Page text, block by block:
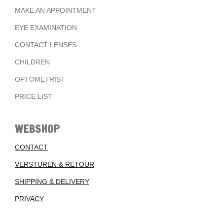
MAKE AN APPOINTMENT
EYE EXAMINATION
CONTACT LENSES
CHILDREN
OPTOMETRIST
PRICE LIST
WEBSHOP
CONTACT
VERSTUREN & RETOUR
SHIPPING & DELIVERY
PRIVACY